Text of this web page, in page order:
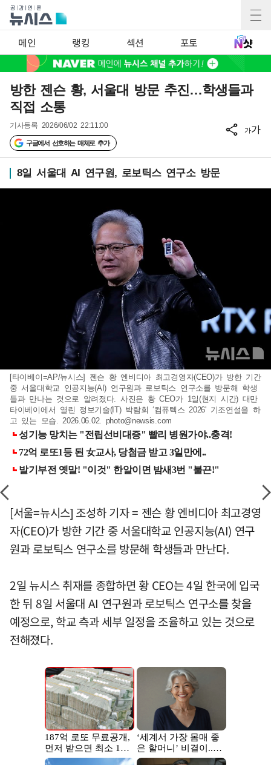
메인 랭킹 섹션 포토
방한 젠슨 황, 서울대 방문 추진…학생들과
직접 소통
기사등록 2026/06/02 22:11:00
구글에서 선호하는 매체로 추가
가가
8일 서울대 AI 연구원, 로보틱스 연구소 방문
[타이베이=AP/뉴시스] 젠슨 황 엔비디아 최고경영자(CEO)가 방한 기간
중 서울대학교 인공지능(AI) 연구원과 로보틱스 연구소를 방문해 학생
들과 만나는 것으로 알려졌다. 사진은 황 CEO가 1일(현지 시간) 대만
타이베이에서 열린 정보기술(IT) 박람회 ‘컴퓨텍스 2026' 기조연설을 하
고 있는 모습. 2026.06.02. photo@newsis.com
[서울=뉴시스] 조성하 기자 = 젠슨 황 엔비디아 최고경영
자(CEO)가 방한 기간 중 서울대학교 인공지능(AI) 연구
원과 로보틱스 연구소를 방문해 학생들과 만난다.
2일 뉴시스 취재를 종합하면 황 CEO는 4일 한국에 입국
한 뒤 8일 서울대 AI 연구원과 로보틱스 연구소를 찾을
예정으로, 학교 측과 세부 일정을 조율하고 있는 것으로
전해졌다.